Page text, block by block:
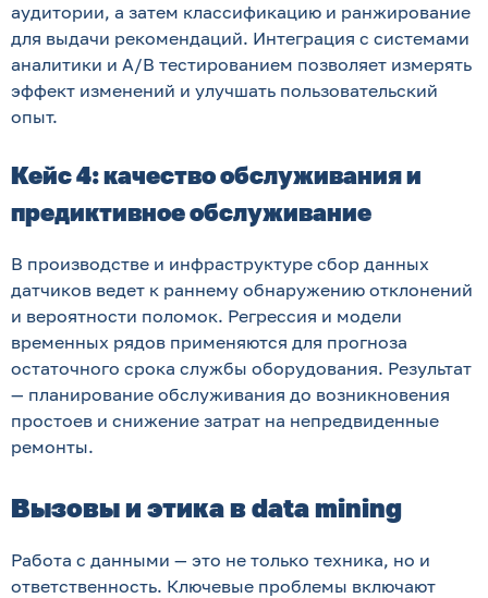
аудитории, а затем классификацию и ранжирование
для выдачи рекомендаций. Интеграция с системами
аналитики и A/B тестированием позволяет измерять
эффект изменений и улучшать пользовательский
опыт.
Кейс 4: качество обслуживания и
предиктивное обслуживание
В производстве и инфраструктуре сбор данных
датчиков ведет к раннему обнаружению отклонений
и вероятности поломок. Регрессия и модели
временных рядов применяются для прогноза
остаточного срока службы оборудования. Результат
— планирование обслуживания до возникновения
простоев и снижение затрат на непредвиденные
ремонты.
Вызовы и этика в data mining
Работа с данными — это не только техника, но и
ответственность. Ключевые проблемы включают